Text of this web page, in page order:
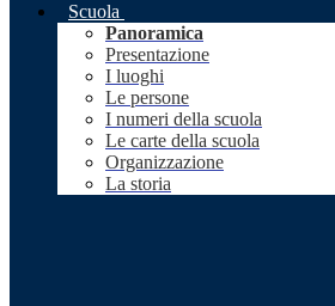
Scuola
Panoramica
Presentazione
I luoghi
Le persone
I numeri della scuola
Le carte della scuola
Organizzazione
La storia